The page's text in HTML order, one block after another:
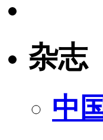
杂志
中